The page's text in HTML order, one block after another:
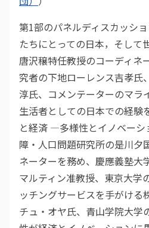
第1部のパネルディスカッシ
たちにとっての日本，そして
唐沢穣特任教授のコーディネ
究者の下地ローレンス吉孝氏
淳氏、コメンテーターのマラ
生活者としての日本での経験
と経済 ―多様性とイノベー
障・人口問題研究所の是川夕
ネーターを務め、慶應義塾大
マルティン准教授、東京大学
ッチングサービスを手がける
チュ・オヤ氏、青山学院大学